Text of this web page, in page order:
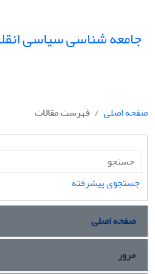
جامعه شناسی سیاسی
صفحه اصلی
فهرست مقالات
جستجوی پیشرفته
صفحه اصلی
مرور